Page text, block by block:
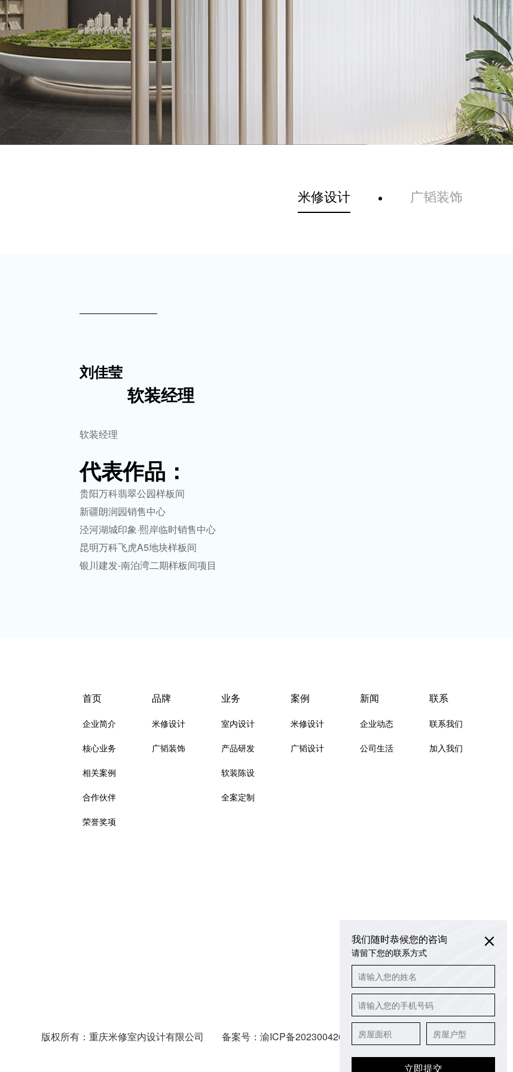
米修设计 广韬装饰
刘佳莹
软装经理
软装经理
代表作品：
贵阳万科翡翠公园样板间
新疆朗润园销售中心
泾河湖城印象·熙岸临时销售中心
昆明万科飞虎A5地块样板间
银川建发-南泊湾二期样板间项目
首页
企业简介
核心业务
相关案例
合作伙伴
荣誉奖项
品牌
米修设计
广韬装饰
业务
室内设计
产品研发
软装陈设
全案定制
案例
米修设计
广韬设计
新闻
企业动态
公司生活
联系
联系我们
加入我们
公众号
版权所有：重庆米修室内设计有限公司
备案号： 渝ICP备2023004265号 技术支持： 得遇文化
我们随时恭候您的咨询
请留下您的联系方式
立即提交